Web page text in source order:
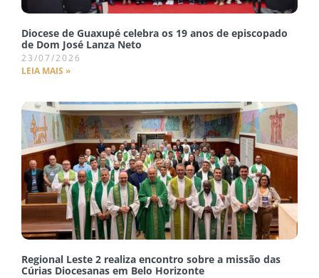
Diocese de Guaxupé celebra os 19 anos de episcopado
de Dom José Lanza Neto
23/07/2026
LEIA MAIS »
Regional Leste 2 realiza encontro sobre a missão das
Cúrias Diocesanas em Belo Horizonte